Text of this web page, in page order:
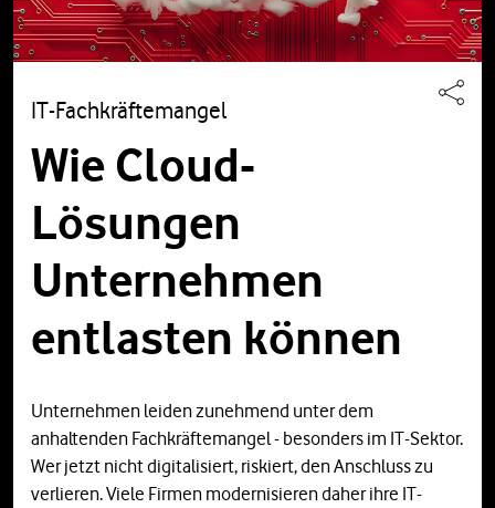
IT-Fachkräftemangel
Wie Cloud-
Lösungen
Unternehmen
entlasten können
Unternehmen leiden zunehmend unter dem
anhaltenden Fachkräftemangel - besonders im IT-Sektor.
Wer jetzt nicht digitalisiert, riskiert, den Anschluss zu
verlieren. Viele Firmen modernisieren daher ihre IT-